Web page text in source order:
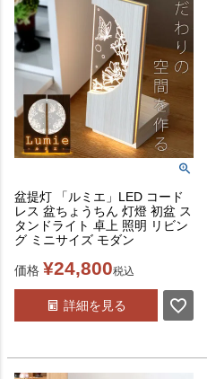
盆提灯 「ルミエ」LED コード
レス 盆ちょうちん 灯燈 初盆 ス
タンドライト 卓上 照明 リビン
グ ミニサイズ モダン
価格 ¥24,800税込
詳細を見る